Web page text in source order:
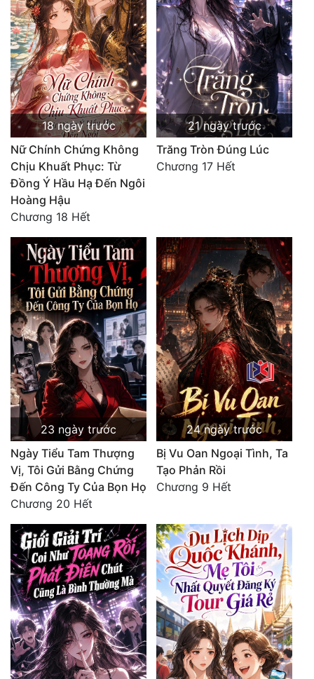
Vô Sỉ
Điềm Đạm
18 ngày trước
Nữ Chính Chứng Không
Chịu Khuất Phục: Từ
Đồng Ý Hầu Hạ Đến Ngôi
Hoàng Hậu
Chương 18 Hết
21 ngày trước
Trăng Tròn Đúng Lúc
Chương 17 Hết
23 ngày trước
Ngày Tiểu Tam Thượng
Vị, Tôi Gửi Bằng Chứng
Đến Công Ty Của Bọn Họ
Chương 20 Hết
24 ngày trước
Bị Vu Oan Ngoại Tình, Ta
Tạo Phản Rồi
Chương 9 Hết